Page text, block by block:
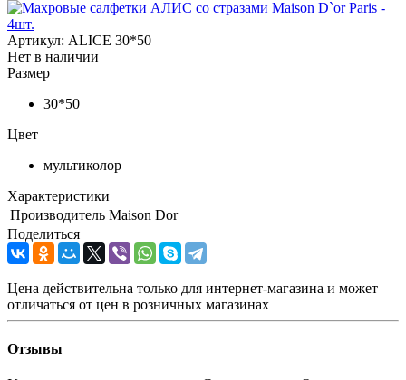
Артикул: ALICE 30*50
Нет в наличии
Размер
30*50
Цвет
мультиколор
Характеристики
Производитель Maison Dor
Поделиться
Цена действительна только для интернет-магазина и может
отличаться от цен в розничных магазинах
Отзывы